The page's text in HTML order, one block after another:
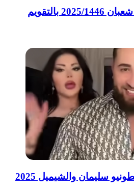
متى الأيام البيض لشهر شعبان 2025/1446 بالتقويم
فيلم ساشا المصرية وانطونيو سليمان والشيميل 2025